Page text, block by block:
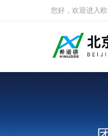
您好，欢迎进入